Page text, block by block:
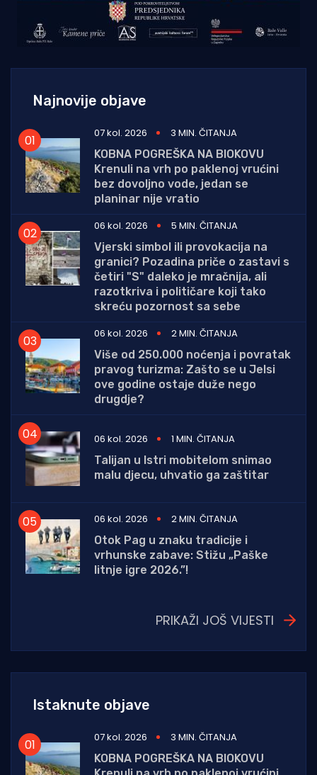
Najnovije objave
07 kol. 2026
3 MIN. ČITANJA
KOBNA POGREŠKA NA BIOKOVU
Krenuli na vrh po paklenoj vrućini
bez dovoljno vode, jedan se
planinar nije vratio
06 kol. 2026
5 MIN. ČITANJA
Vjerski simbol ili provokacija na
granici? Pozadina priče o zastavi s
četiri "S" daleko je mračnija, ali
razotkriva i političare koji tako
skreću pozornost sa sebe
06 kol. 2026
2 MIN. ČITANJA
Više od 250.000 noćenja i povratak
pravog turizma: Zašto se u Jelsi
ove godine ostaje duže nego
drugdje?
06 kol. 2026
1 MIN. ČITANJA
Talijan u Istri mobitelom snimao
malu djecu, uhvatio ga zaštitar
06 kol. 2026
2 MIN. ČITANJA
Otok Pag u znaku tradicije i
vrhunske zabave: Stižu „Paške
litnje igre 2026.”!
PRIKAŽI JOŠ VIJESTI
Istaknute objave
07 kol. 2026
3 MIN. ČITANJA
KOBNA POGREŠKA NA BIOKOVU